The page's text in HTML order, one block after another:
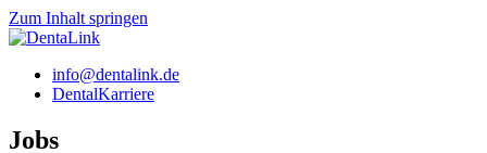
Zum Inhalt springen
info@dentalink.de
DentalKarriere
Jobs